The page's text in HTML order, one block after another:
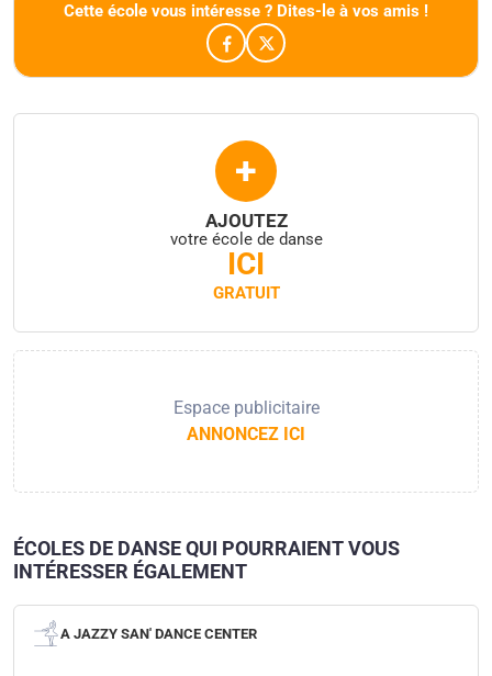
Cette école vous intéresse ? Dites-le à vos amis !
+
AJOUTEZ
votre école de danse
ICI
GRATUIT
Espace publicitaire
ANNONCEZ ICI
ÉCOLES DE DANSE QUI POURRAIENT VOUS
INTÉRESSER ÉGALEMENT
A JAZZY SAN' DANCE CENTER